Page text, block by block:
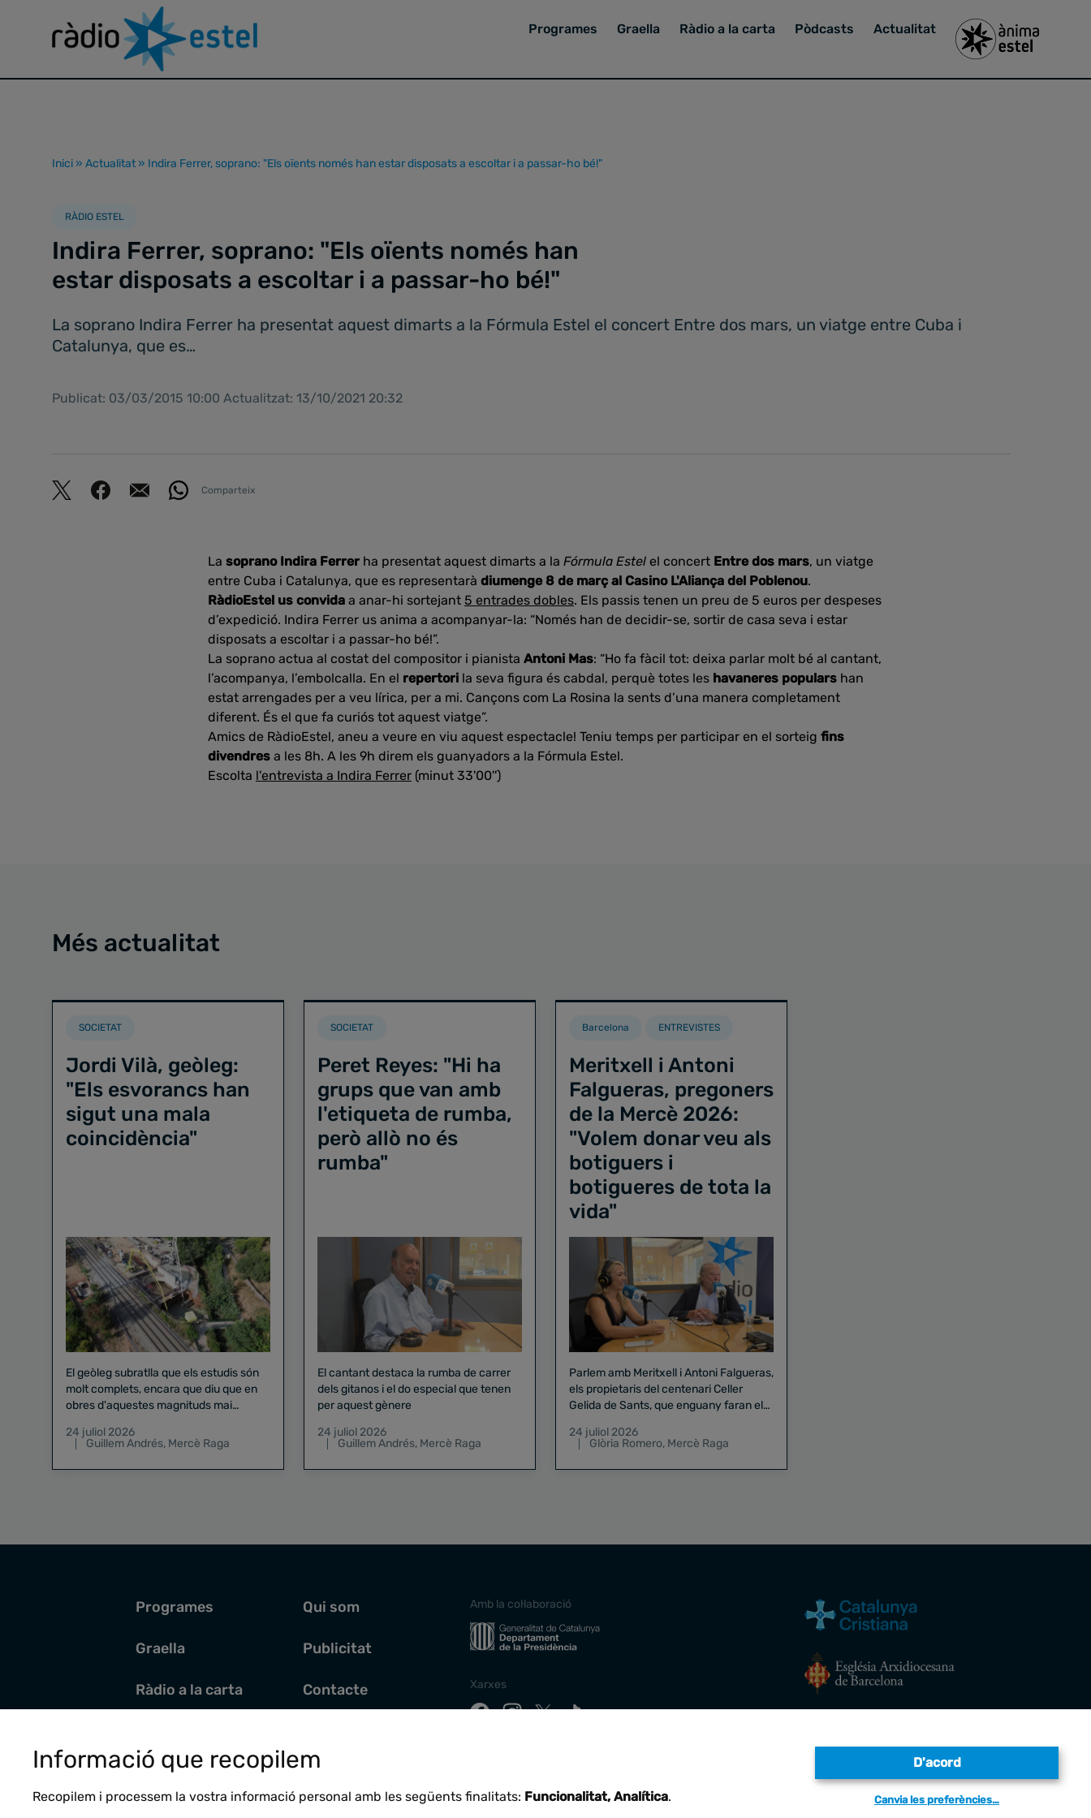
Programes Graella Ràdio a la carta Pòdcasts Actualitat
Inici » Actualitat » Indira Ferrer, soprano: "Els oïents només han estar disposats a escoltar i a passar-ho bé!"
RÀDIO ESTEL
Indira Ferrer, soprano: "Els oïents només han
estar disposats a escoltar i a passar-ho bé!"
La soprano Indira Ferrer ha presentat aquest dimarts a la Fórmula Estel el concert Entre dos mars, un viatge entre Cuba i
Catalunya, que es…
Publicat: 03/03/2015 10:00 Actualitzat: 13/10/2021 20:32
Comparteix
La soprano Indira Ferrer ha presentat aquest dimarts a la Fórmula Estel el concert Entre dos mars, un viatge
entre Cuba i Catalunya, que es representarà diumenge 8 de març al Casino L'Aliança del Poblenou.
RàdioEstel us convida a anar-hi sortejant 5 entrades dobles. Els passis tenen un preu de 5 euros per despeses
d’expedició. Indira Ferrer us anima a acompanyar-la: “Només han de decidir-se, sortir de casa seva i estar
disposats a escoltar i a passar-ho bé!”.
La soprano actua al costat del compositor i pianista Antoni Mas: “Ho fa fàcil tot: deixa parlar molt bé al cantant,
l’acompanya, l’embolcalla. En el repertori la seva figura és cabdal, perquè totes les havaneres populars han
estat arrengades per a veu lírica, per a mi. Cançons com La Rosina la sents d’una manera completament
diferent. És el que fa curiós tot aquest viatge”.
Amics de RàdioEstel, aneu a veure en viu aquest espectacle! Teniu temps per participar en el sorteig fins
divendres a les 8h. A les 9h direm els guanyadors a la Fórmula Estel.
Escolta l'entrevista a Indira Ferrer (minut 33'00'')
Més actualitat
SOCIETAT
Jordi Vilà, geòleg:
"Els esvorancs han
sigut una mala
coincidència"
El geòleg subratlla que els estudis són
molt complets, encara que diu que en
obres d'aquestes magnituds mai
24 juliol 2026
Guillem Andrés, Mercè Raga
SOCIETAT
Peret Reyes: "Hi ha
grups que van amb
l'etiqueta de rumba,
però allò no és
rumba"
El cantant destaca la rumba de carrer
dels gitanos i el do especial que tenen
per aquest gènere
24 juliol 2026
Guillem Andrés, Mercè Raga
Barcelona ENTREVISTES
Meritxell i Antoni
Falgueras, pregoners
de la Mercè 2026:
"Volem donar veu als
botiguers i
botigueres de tota la
vida"
Parlem amb Meritxell i Antoni Falgueras,
els propietaris del centenari Celler
Gelida de Sants, que enguany faran el
24 juliol 2026
Glòria Romero, Mercè Raga
Programes
Graella
Ràdio a la carta
Actualitat
Qui som
Publicitat
Contacte
Amb la col·laboració
Xarxes
Informació que recopilem
Recopilem i processem la vostra informació personal amb les següents finalitats: Funcionalitat, Analítica.
D'acord
Canvia les preferències…